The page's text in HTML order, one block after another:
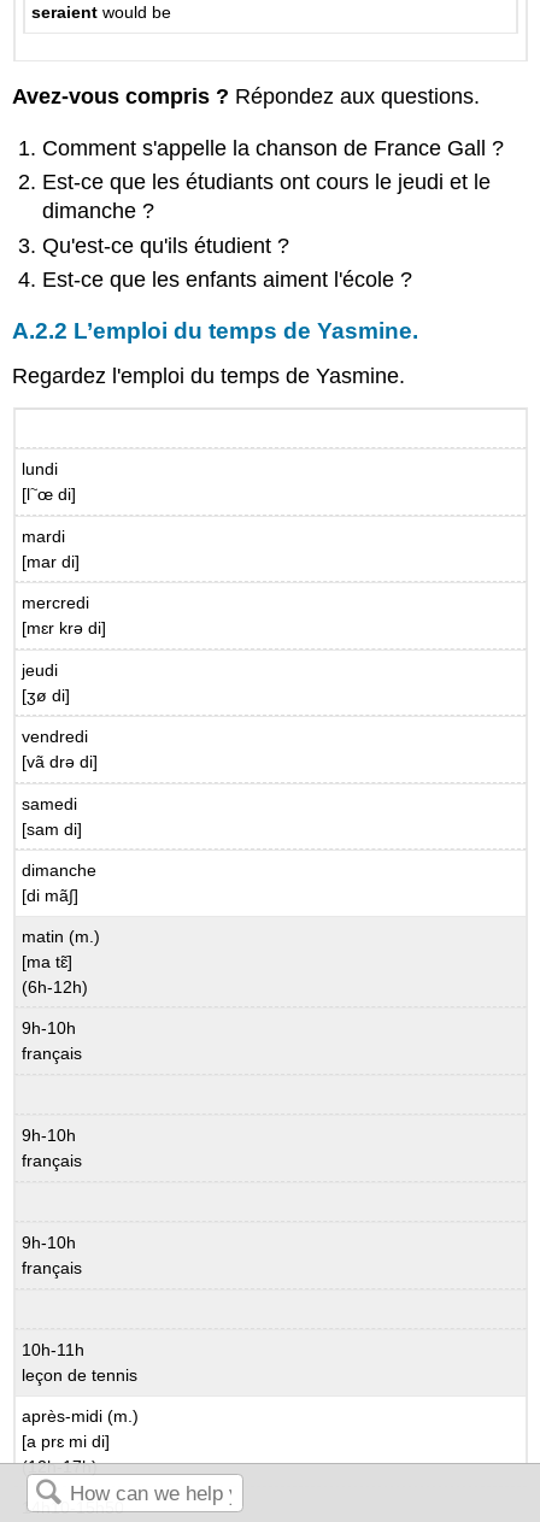
seraient would be
Avez-vous compris ? Répondez aux questions.
Comment s'appelle la chanson de France Gall ?
Est-ce que les étudiants ont cours le jeudi et le
dimanche ?
Qu'est-ce qu'ils étudient ?
Est-ce que les enfants aiment l'école ?
A.2.2 L’emploi du temps de Yasmine.
Regardez l'emploi du temps de Yasmine.
lundi
[l~œ di]
mardi
[mar di]
mercredi
[mɛr krə di]
jeudi
[ʒø di]
vendredi
[vã drə di]
samedi
[sam di]
dimanche
[di mã∫]
matin (m.)
[ma tɛ̃]
(6h-12h)
9h-10h
français
9h-10h
français
9h-10h
français
10h-11h
leçon de tennis
après-midi (m.)
[a prɛ mi di]
(12h-17h)
14h10-15h50